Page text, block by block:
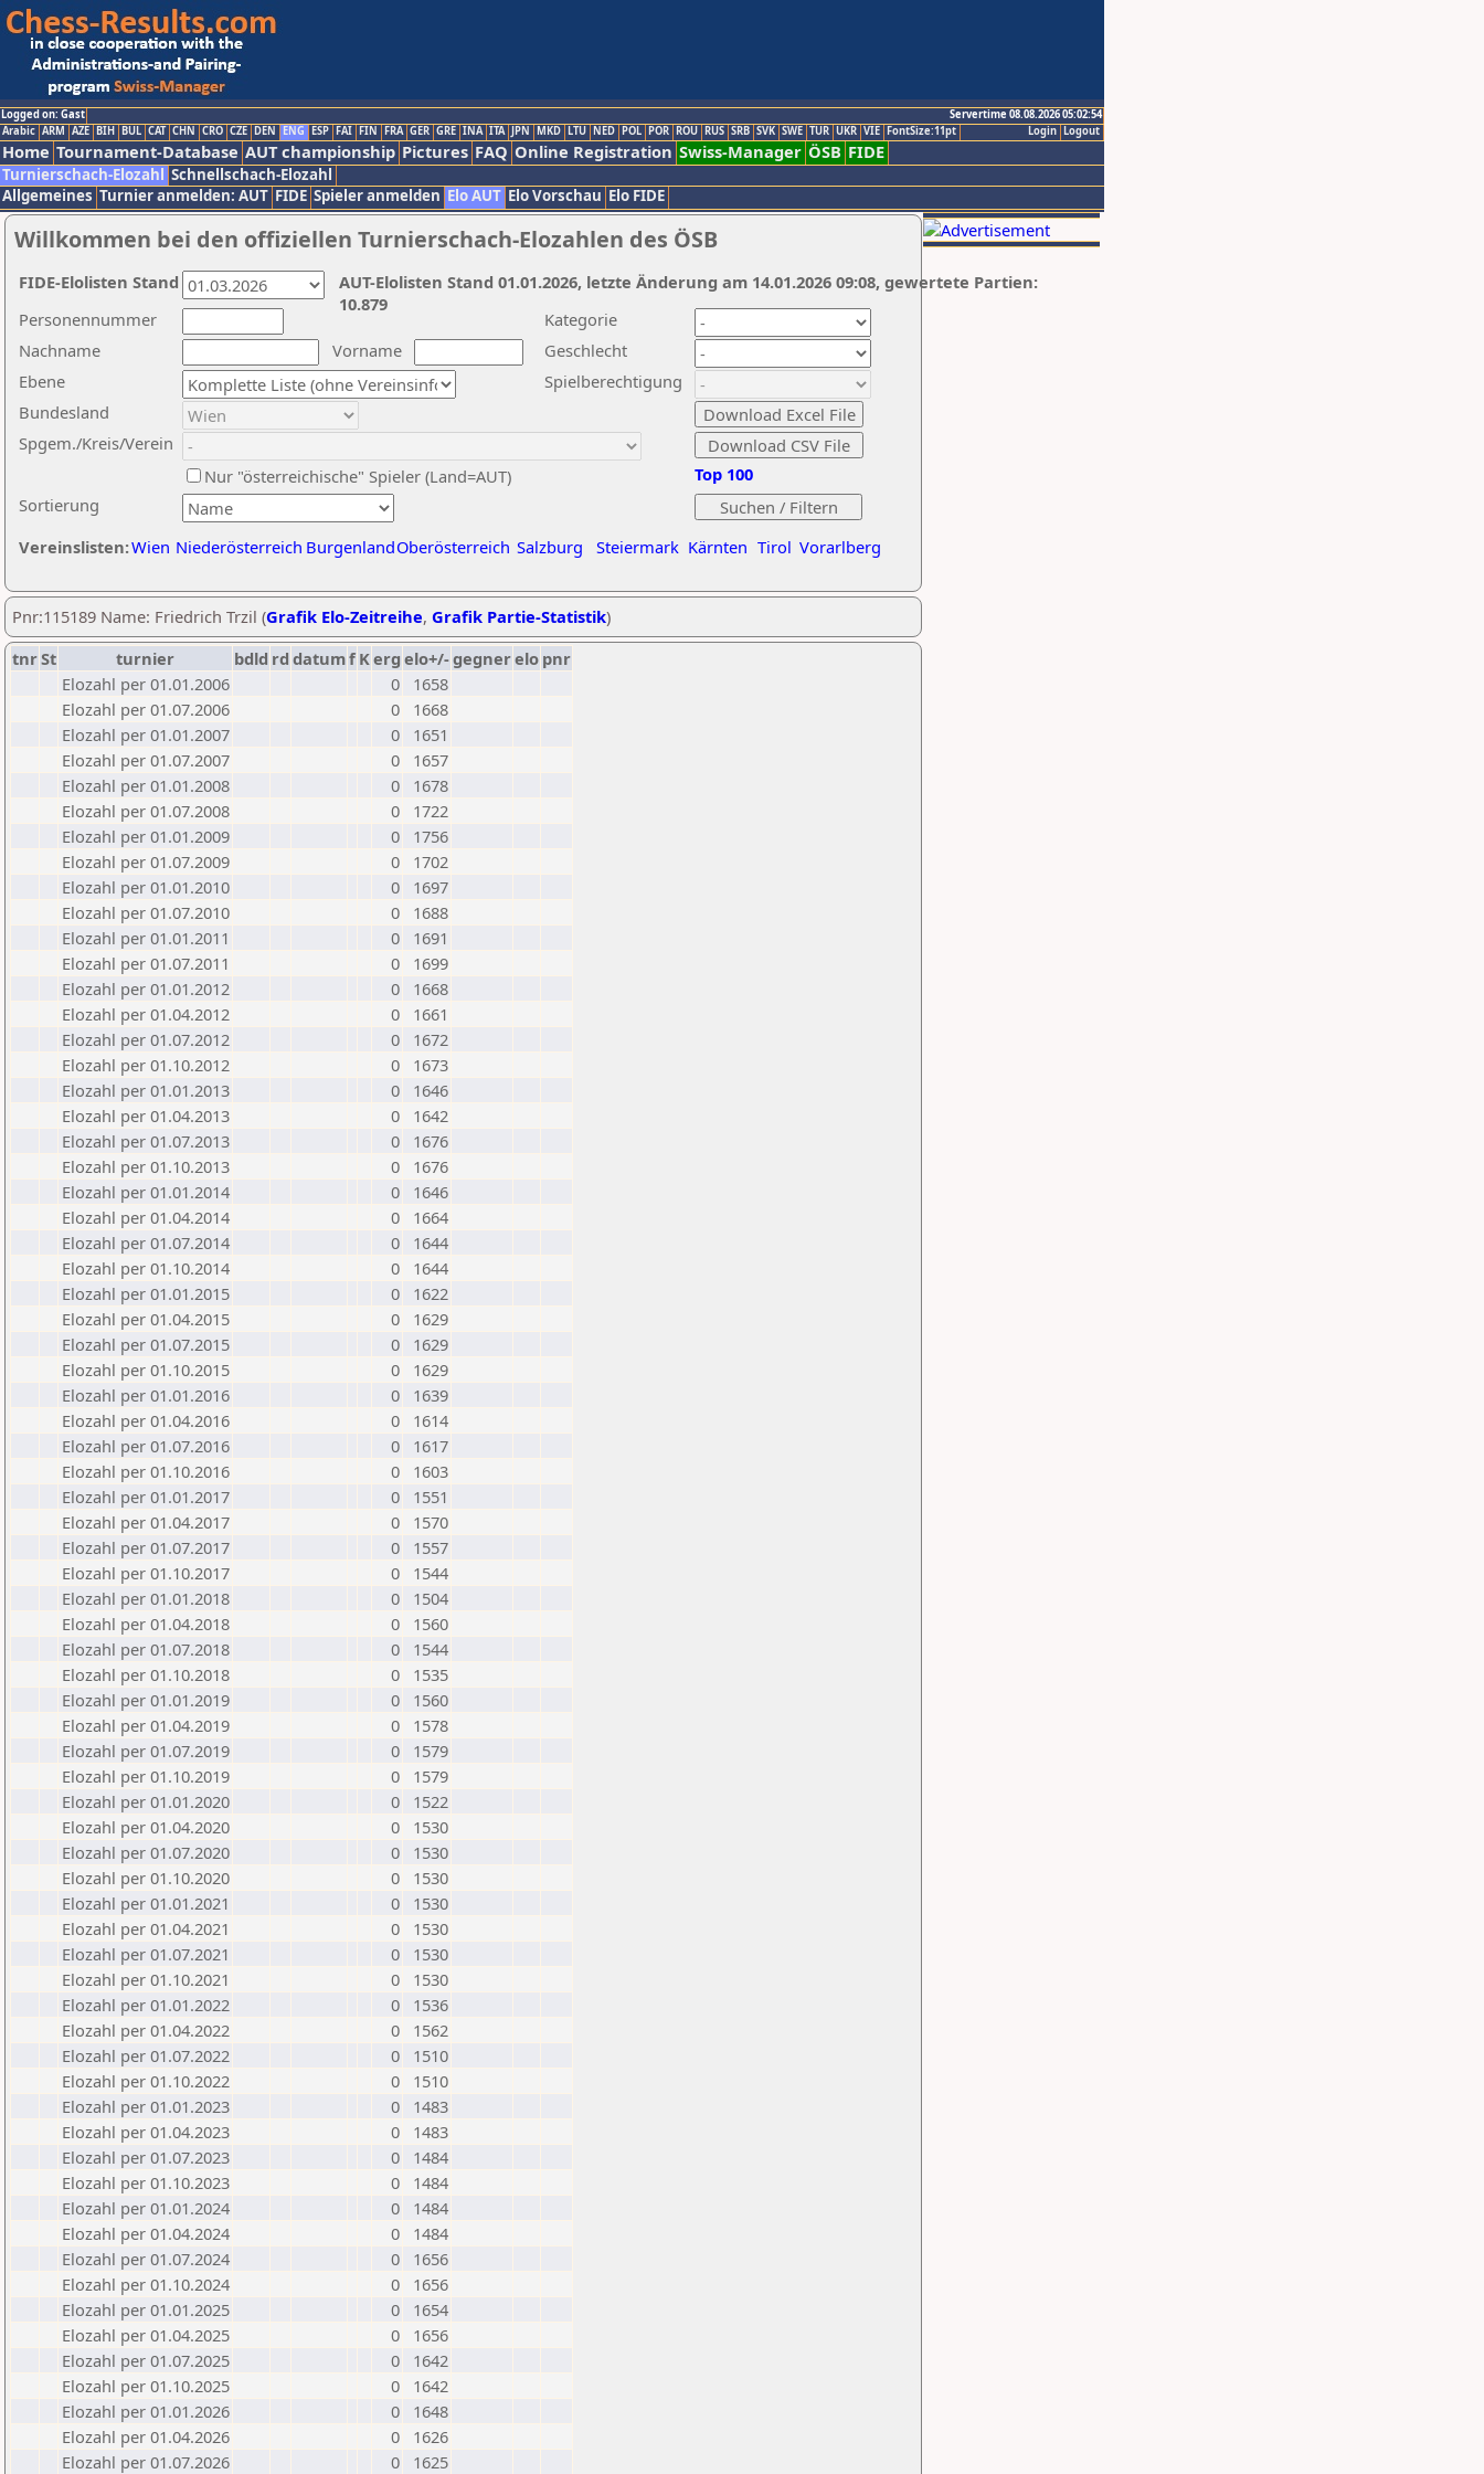
Logged on: Gast
Servertime 08.08.2026 05:02:54
Logout
Login
Arabic ARM AZE BIH BUL CAT CHN CRO CZE DEN ENG ESP FAI FIN FRA GER GRE INA ITA JPN MKD LTU NED POL POR ROU RUS SRB SVK SWE TUR UKR VIE FontSize:11pt
Home Tournament-Database AUT championship Pictures FAQ Online Registration Swiss-Manager ÖSB FIDE
Turnierschach-Elozahl Schnellschach-Elozahl
Allgemeines Turnier anmelden: AUT FIDE Spieler anmelden Elo AUT Elo Vorschau Elo FIDE
Willkommen bei den offiziellen Turnierschach-Elozahlen des ÖSB
Nachname
Vorname
Ebene
Kategorie
Sortierung
Personennummer
Bundesland
Spgem./Kreis/Verein
Geschlecht
Nur "österreichische" Spieler (Land=AUT)
Spielberechtigung
Vereinslisten:Wien Niederösterreich BurgenlandOberösterreich Salzburg Steiermark Kärnten Tirol Vorarlberg
Top 100
AUT-Elolisten Stand 01.01.2026, letzte Änderung am 14.01.2026 09:08, gewertete Partien:
10.879
FIDE-Elolisten Stand
Pnr:115189 Name: Friedrich Trzil (Grafik Elo-Zeitreihe, Grafik Partie-Statistik)
tnrSt turnier bdld rd datumf Kerg elo+/-gegnerelo pnr
Elozahl per 01.01.2006
0
1658
Elozahl per 01.07.2006
0
1668
Elozahl per 01.01.2007
0
1651
Elozahl per 01.07.2007
0
1657
Elozahl per 01.01.2008
0
1678
Elozahl per 01.07.2008
0
1722
Elozahl per 01.01.2009
0
1756
Elozahl per 01.07.2009
0
1702
Elozahl per 01.01.2010
0
1697
Elozahl per 01.07.2010
0
1688
Elozahl per 01.01.2011
0
1691
Elozahl per 01.07.2011
0
1699
Elozahl per 01.01.2012
0
1668
Elozahl per 01.04.2012
0
1661
Elozahl per 01.07.2012
0
1672
Elozahl per 01.10.2012
0
1673
Elozahl per 01.01.2013
0
1646
Elozahl per 01.04.2013
0
1642
Elozahl per 01.07.2013
0
1676
Elozahl per 01.10.2013
0
1676
Elozahl per 01.01.2014
0
1646
Elozahl per 01.04.2014
0
1664
Elozahl per 01.07.2014
0
1644
Elozahl per 01.10.2014
0
1644
Elozahl per 01.01.2015
0
1622
Elozahl per 01.04.2015
0
1629
Elozahl per 01.07.2015
0
1629
Elozahl per 01.10.2015
0
1629
Elozahl per 01.01.2016
0
1639
Elozahl per 01.04.2016
0
1614
Elozahl per 01.07.2016
0
1617
Elozahl per 01.10.2016
0
1603
Elozahl per 01.01.2017
0
1551
Elozahl per 01.04.2017
0
1570
Elozahl per 01.07.2017
0
1557
Elozahl per 01.10.2017
0
1544
Elozahl per 01.01.2018
0
1504
Elozahl per 01.04.2018
0
1560
Elozahl per 01.07.2018
0
1544
Elozahl per 01.10.2018
0
1535
Elozahl per 01.01.2019
0
1560
Elozahl per 01.04.2019
0
1578
Elozahl per 01.07.2019
0
1579
Elozahl per 01.10.2019
0
1579
Elozahl per 01.01.2020
0
1522
Elozahl per 01.04.2020
0
1530
Elozahl per 01.07.2020
0
1530
Elozahl per 01.10.2020
0
1530
Elozahl per 01.01.2021
0
1530
Elozahl per 01.04.2021
0
1530
Elozahl per 01.07.2021
0
1530
Elozahl per 01.10.2021
0
1530
Elozahl per 01.01.2022
0
1536
Elozahl per 01.04.2022
0
1562
Elozahl per 01.07.2022
0
1510
Elozahl per 01.10.2022
0
1510
Elozahl per 01.01.2023
0
1483
Elozahl per 01.04.2023
0
1483
Elozahl per 01.07.2023
0
1484
Elozahl per 01.10.2023
0
1484
Elozahl per 01.01.2024
0
1484
Elozahl per 01.04.2024
0
1484
Elozahl per 01.07.2024
0
1656
Elozahl per 01.10.2024
0
1656
Elozahl per 01.01.2025
0
1654
Elozahl per 01.04.2025
0
1656
Elozahl per 01.07.2025
0
1642
Elozahl per 01.10.2025
0
1642
Elozahl per 01.01.2026
0
1648
Elozahl per 01.04.2026
0
1626
Elozahl per 01.07.2026
0 1625